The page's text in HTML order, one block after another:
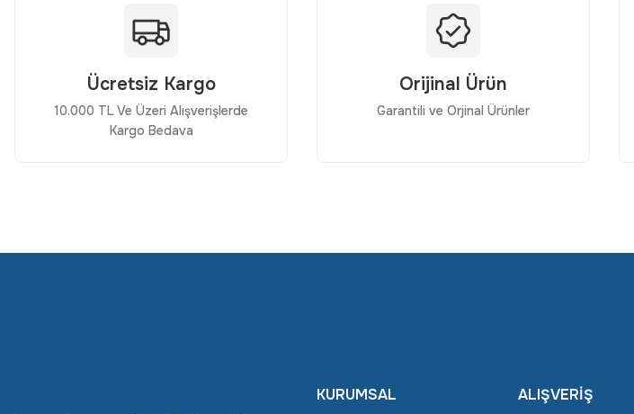
Ücretsiz Kargo
10.000 TL Ve Üzeri Alışverişlerde
Kargo Bedava
Orijinal Ürün
Garantili ve Orjinal Ürünler
KURUMSAL ALIŞVERİŞ